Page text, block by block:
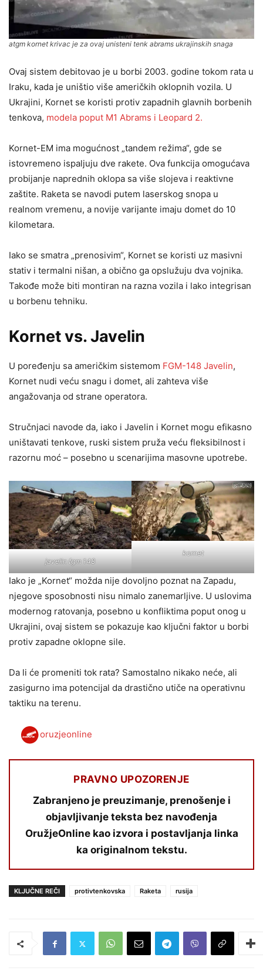
atgm kornet krivac je za ovaj unisteni tenk abrams ukrajinskih snaga
Ovaj sistem debitovao je u borbi 2003. godine tokom rata u
Iraku, kada je uništio više američkih oklopnih vozila. U
Ukrajini, Kornet se koristi protiv zapadnih glavnih borbenih
tenkova, modela poput M1 Abrams i Leopard 2.
Kornet-EM ima mogućnost „tandem režima“, gde se
istovremeno ispaljuju dve rakete. Ova funkcija omogućava
probijanje naprednih oklopa sa više slojeva i reaktivne
zaštite. Raketa se navodi putem laserskog snopa u
realnom vremenu, a novije varijante imaju domet do 10
kilometara.
Iako se smatra „prenosivim“, Kornet se koristi uz masivni
stativ i termalni nišan, a obično ga opslužuju dva vojnika.
Takođe može biti montiran na razna vozila i lako integrisan
u borbenu tehniku.
Kornet vs. Javelin
U poređenju sa američkim sistemom FGM-148 Javelin,
Kornet nudi veću snagu i domet, ali zahteva više
angažovanja od strane operatora.
Stručnjaci navode da, iako i Javelin i Kornet mogu efikasno
uništavati tenkove, ruski sistem pruža veću fleksibilnost i
razornu moć – posebno u scenarijima masovne upotrebe.
javelin fgm 148
kornet
Iako je „Kornet“ možda nije dovoljno poznat na Zapadu,
njegove sposobnosti nisu nimalo zanemarljive. U uslovima
modernog ratovanja, posebno u konfliktima poput onog u
Ukrajini, ovaj sistem se pokazuje kao ključni faktor u borbi
protiv zapadne oklopne sile.
Da li će promeniti tok rata? Samostalno nikako neće, ali
zasigurno ima potencijal da drastično utiče na operativnu
taktiku na terenu.
oruzjeonline
PRAVNO UPOZORENJE
Zabranjeno je preuzimanje, prenošenje i
objavljivanje teksta bez navođenja
OružjeOnline kao izvora i postavljanja linka
ka originalnom tekstu.
KLJUČNE REČI protivtenkovska Raketa rusija